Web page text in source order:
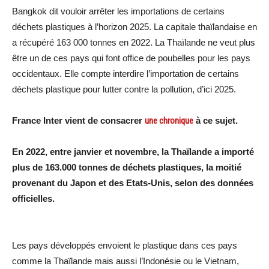
Bangkok dit vouloir arrêter les importations de certains
déchets plastiques à l’horizon 2025. La capitale thaïlandaise en
a récupéré 163 000 tonnes en 2022. La Thaïlande ne veut plus
être un de ces pays qui font office de poubelles pour les pays
occidentaux. Elle compte interdire l’importation de certains
déchets plastique pour lutter contre la pollution, d’ici 2025.
France Inter vient de consacrer une chronique à ce sujet.
En 2022, entre janvier et novembre, la Thaïlande a importé
plus de 163.000 tonnes de déchets plastiques, la moitié
provenant du Japon et des Etats-Unis, selon des données
officielles.
Les pays développés envoient le plastique dans ces pays
comme la Thaïlande mais aussi l’Indonésie ou le Vietnam,